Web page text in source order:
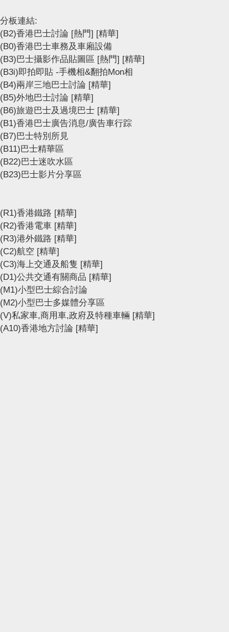
分板連結:
(B2)香港巴士討論 [熱門] [精華]
(B0)香港巴士車務及車廂設備
(B3)巴士攝影作品貼圖區 [熱門] [精華]
(B3i)即拍即貼 -手機相&翻拍Mon相
(B4)兩岸三地巴士討論 [精華]
(B5)外地巴士討論 [精華]
(B6)旅遊巴士及過境巴士 [精華]
(B1)香港巴士廣告消息/廣告車行踪
(B7)巴士特別所見
(B11)巴士精華區
(B22)巴士迷吹水區
(B23)巴士影片分享區
(R1)香港鐵路 [精華]
(R2)香港電車 [精華]
(R3)港外鐵路 [精華]
(C2)航空 [精華]
(C3)海上交通及船隻 [精華]
(D1)公共交通有關商品 [精華]
(M1)小型巴士綜合討論
(M2)小型巴士多媒體分享區
(V)私家車,商用車,政府及特種車輛 [精華]
(A10)香港地方討論 [精華]